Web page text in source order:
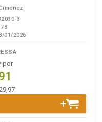
3
01/2026
por